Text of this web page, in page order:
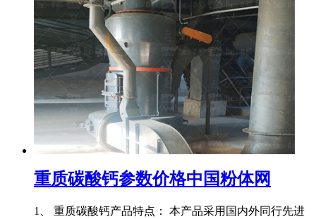
重质碳酸钙参数价格中国粉体网
1、 重质碳酸钙产品特点： 本产品采用国内外同行先进